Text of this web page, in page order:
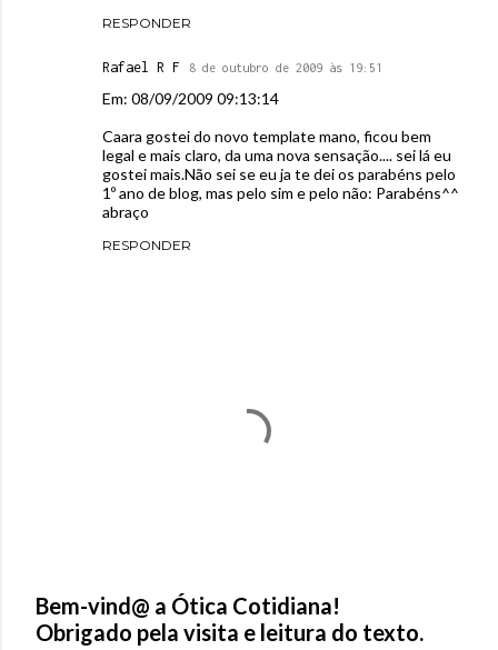
RESPONDER
Rafael R F 8 de outubro de 2009 às 19:51
Em: 08/09/2009 09:13:14
Caara gostei do novo template mano, ficou bem
legal e mais claro, da uma nova sensação.... sei lá eu
gostei mais.Não sei se eu ja te dei os parabéns pelo
1º ano de blog, mas pelo sim e pelo não: Parabéns^^
abraço
RESPONDER
P
Bem-vind@ a Ótica Cotidiana!
Obrigado pela visita e leitura do texto.